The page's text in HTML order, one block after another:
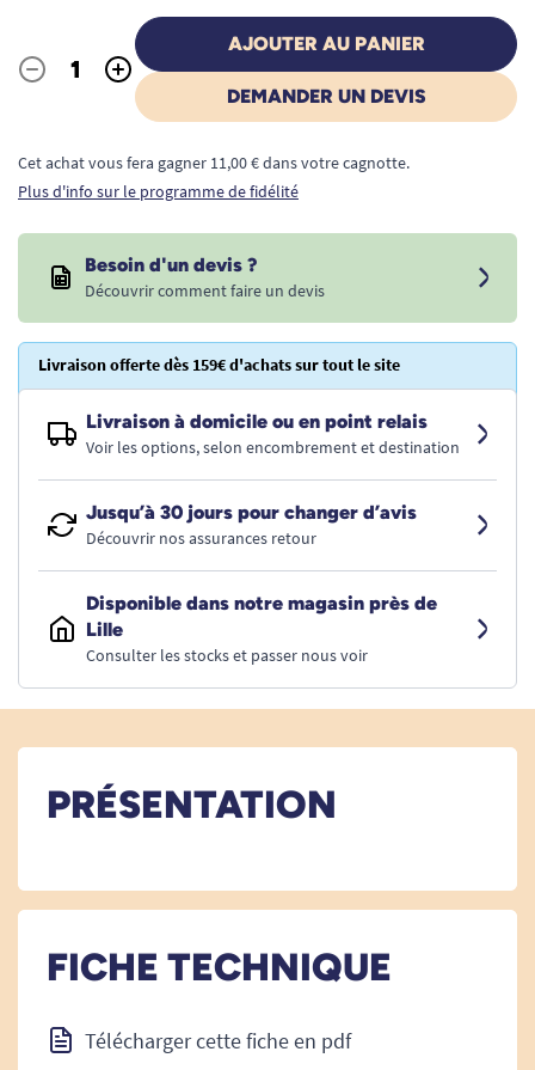
Quantité
- +
AJOUTER AU PANIER
DEMANDER UN DEVIS
Cet achat vous fera gagner 11,00 € dans votre cagnotte.
Plus d'info sur le programme de fidélité
Besoin d'un devis ?
Découvrir comment faire un devis
Livraison offerte dès 159€ d'achats sur tout le site
Livraison à domicile ou en point relais
Voir les options, selon encombrement et destination
Jusqu’à 30 jours pour changer d’avis
Découvrir nos assurances retour
Disponible dans notre magasin près de
Lille
Consulter les stocks et passer nous voir
PRÉSENTATION
FICHE TECHNIQUE
Télécharger cette fiche en pdf